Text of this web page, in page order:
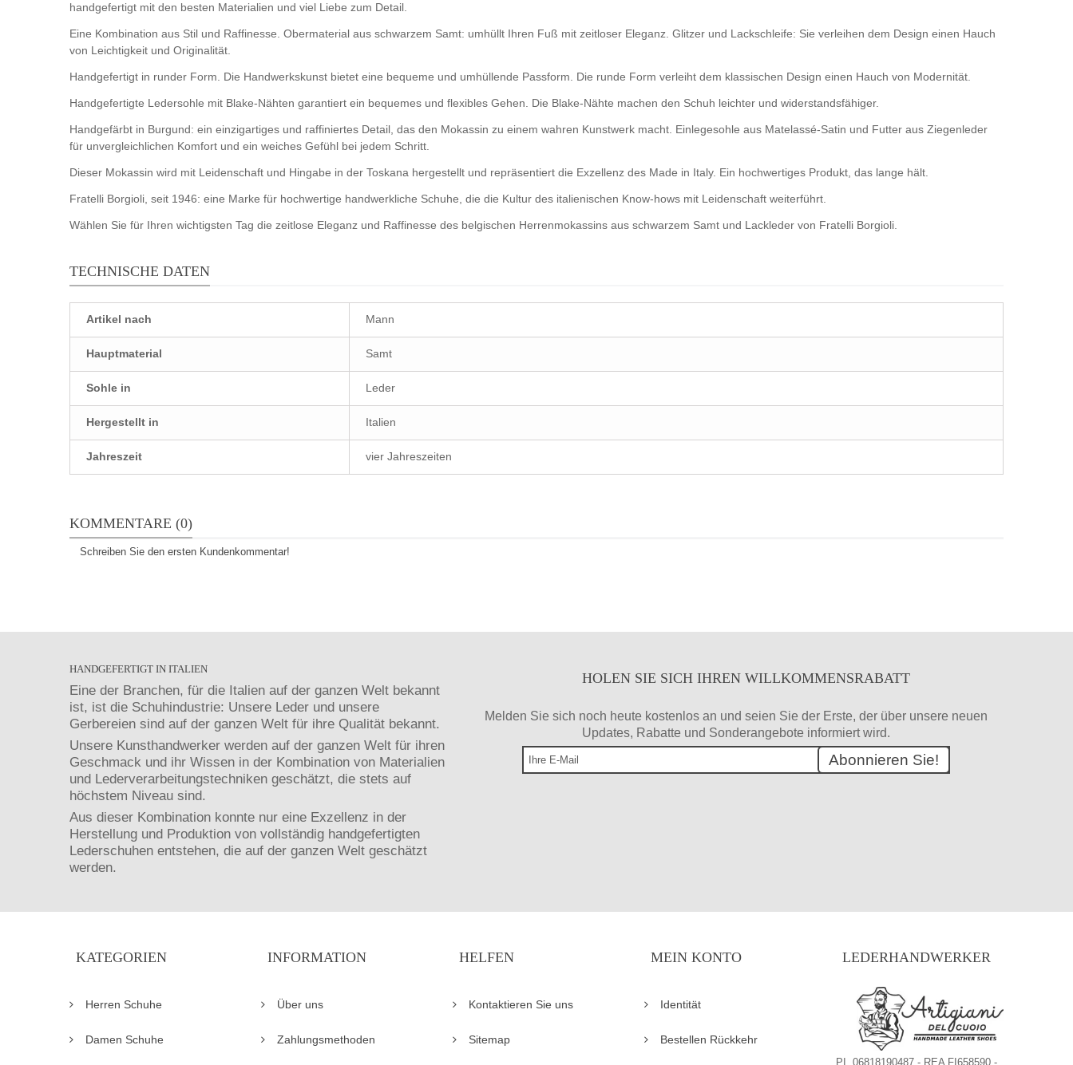
handgefertigt mit den besten Materialien und viel Liebe zum Detail.
Eine Kombination aus Stil und Raffinesse. Obermaterial aus schwarzem Samt: umhüllt Ihren Fuß mit zeitloser Eleganz. Glitzer und Lackschleife: Sie verleihen dem Design einen Hauch
von Leichtigkeit und Originalität.
Handgefertigt in runder Form. Die Handwerkskunst bietet eine bequeme und umhüllende Passform. Die runde Form verleiht dem klassischen Design einen Hauch von Modernität.
Handgefertigte Ledersohle mit Blake-Nähten garantiert ein bequemes und flexibles Gehen. Die Blake-Nähte machen den Schuh leichter und widerstandsfähiger.
Handgefärbt in Burgund: ein einzigartiges und raffiniertes Detail, das den Mokassin zu einem wahren Kunstwerk macht. Einlegesohle aus Matelassé-Satin und Futter aus Ziegenleder
für unvergleichlichen Komfort und ein weiches Gefühl bei jedem Schritt.
Dieser Mokassin wird mit Leidenschaft und Hingabe in der Toskana hergestellt und repräsentiert die Exzellenz des Made in Italy. Ein hochwertiges Produkt, das lange hält.
Fratelli Borgioli, seit 1946: eine Marke für hochwertige handwerkliche Schuhe, die die Kultur des italienischen Know-hows mit Leidenschaft weiterführt.
Wählen Sie für Ihren wichtigsten Tag die zeitlose Eleganz und Raffinesse des belgischen Herrenmokassins aus schwarzem Samt und Lackleder von Fratelli Borgioli.
TECHNISCHE DATEN
Artikel nach Mann
Hauptmaterial Samt
Sohle in Leder
Hergestellt in Italien
Jahreszeit vier Jahreszeiten
KOMMENTARE (0)
Schreiben Sie den ersten Kundenkommentar!
HANDGEFERTIGT IN ITALIEN
Eine der Branchen, für die Italien auf der ganzen Welt bekannt
ist, ist die Schuhindustrie: Unsere Leder und unsere
Gerbereien sind auf der ganzen Welt für ihre Qualität bekannt.
Unsere Kunsthandwerker werden auf der ganzen Welt für ihren
Geschmack und ihr Wissen in der Kombination von Materialien
und Lederverarbeitungstechniken geschätzt, die stets auf
höchstem Niveau sind.
Aus dieser Kombination konnte nur eine Exzellenz in der
Herstellung und Produktion von vollständig handgefertigten
Lederschuhen entstehen, die auf der ganzen Welt geschätzt
werden.
HOLEN SIE SICH IHREN WILLKOMMENSRABATT
Melden Sie sich noch heute kostenlos an und seien Sie der Erste, der über unsere neuen
Updates, Rabatte und Sonderangebote informiert wird.
Abonnieren Sie!
KATEGORIEN
Herren Schuhe
Damen Schuhe
INFORMATION
Über uns
Zahlungsmethoden
HELFEN
Kontaktieren Sie uns
Sitemap
MEIN KONTO
Identität
Bestellen Rückkehr
LEDERHANDWERKER
PI. 06818190487 - REA FI658590 -